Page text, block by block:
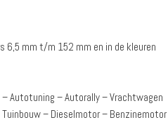
6,5 mm t/m 152 mm en in de kleuren
Autotuning – Autorally – Vrachtwagen
– Dieselmotor – Benzinemotor